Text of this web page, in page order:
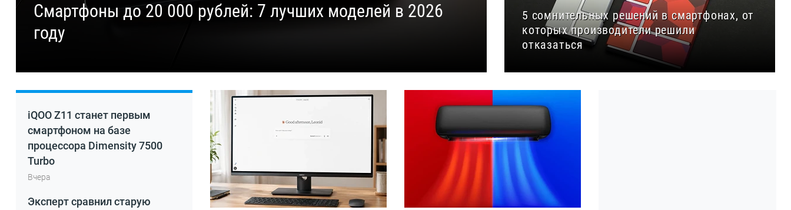
Смартфоны до 20 000 рублей: 7 лучших моделей в 2026
году
5 сомнительных решений в смартфонах, от
которых производители решили
отказаться
iQOO Z11 станет первым
смартфоном на базе
процессора Dimensity 7500
Turbo
Вчера
Эксперт сравнил старую